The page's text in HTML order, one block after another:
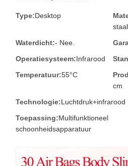
Type:Desktop
staal
Waterdicht:- Nee.
Operatiesysteem:Infrarood
Temperatuur:55°C
cm
Technologie:Luchtdruk+infrarood
Toepassing:Multifunktioneel
schoonheidsapparatuur